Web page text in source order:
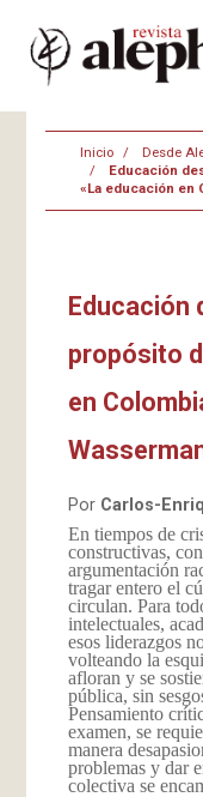
Inicio
Desde
Educación
«La educación en
Educación
propósito
en
Por Carlos-
En tiempos de
constructivas,
argumentación
tragar entero el
circulan. Para
intelectuales,
esos liderazgos
volteando la
afloran y se
pública, sin
Pensamiento
examen, se
manera
problemas y dar
colectiva se